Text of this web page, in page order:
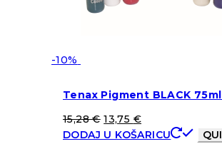
-10%
Tenax Pigment BLACK
15,28€ 13,75 €
DODAJ U KOŠARICU